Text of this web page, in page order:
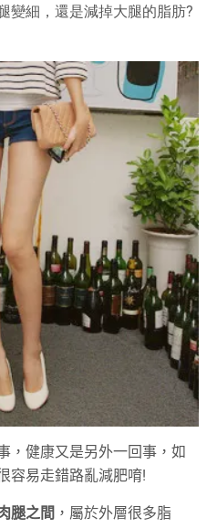
變細，還是減掉大腿的脂肪?
，健康又是另外一回事，如
容易走錯路亂減肥唷!
腿之間 ，屬於外層很多脂